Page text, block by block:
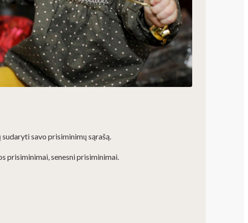
savo prisiminimų sąrašą.
prisiminimai, senesni prisiminimai.